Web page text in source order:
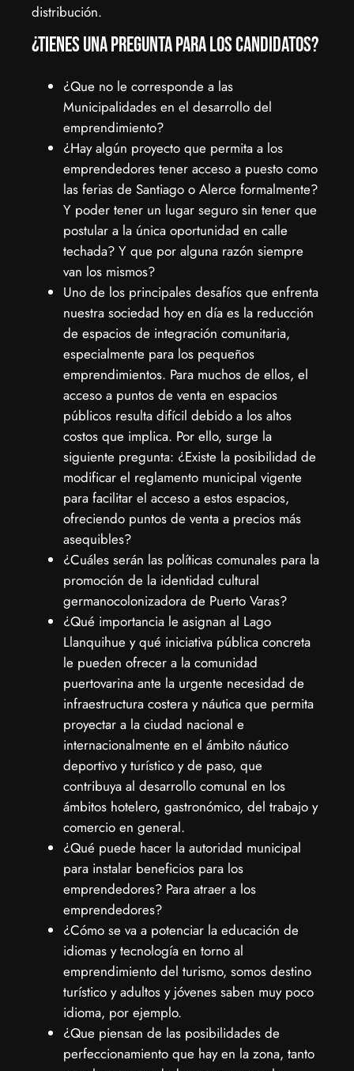
distribución.
¿Tienes una pregunta para los candidatos?
¿Que no le corresponde a las
Municipalidades en el desarrollo del
emprendimiento?
¿Hay algún proyecto que permita a los
emprendedores tener acceso a puesto como
las ferias de Santiago o Alerce formalmente?
Y poder tener un lugar seguro sin tener que
postular a la única oportunidad en calle
techada? Y que por alguna razón siempre
van los mismos?
Uno de los principales desafíos que enfrenta
nuestra sociedad hoy en día es la reducción
de espacios de integración comunitaria,
especialmente para los pequeños
emprendimientos. Para muchos de ellos, el
acceso a puntos de venta en espacios
públicos resulta difícil debido a los altos
costos que implica. Por ello, surge la
siguiente pregunta: ¿Existe la posibilidad de
modificar el reglamento municipal vigente
para facilitar el acceso a estos espacios,
ofreciendo puntos de venta a precios más
asequibles?
¿Cuáles serán las políticas comunales para la
promoción de la identidad cultural
germanocolonizadora de Puerto Varas?
¿Qué importancia le asignan al Lago
Llanquihue y qué iniciativa pública concreta
le pueden ofrecer a la comunidad
puertovarina ante la urgente necesidad de
infraestructura costera y náutica que permita
proyectar a la ciudad nacional e
internacionalmente en el ámbito náutico
deportivo y turístico y de paso, que
contribuya al desarrollo comunal en los
ámbitos hotelero, gastronómico, del trabajo y
comercio en general.
¿Qué puede hacer la autoridad municipal
para instalar beneficios para los
emprendedores? Para atraer a los
emprendedores?
¿Cómo se va a potenciar la educación de
idiomas y tecnología en torno al
emprendimiento del turismo, somos destino
turístico y adultos y jóvenes saben muy poco
idioma, por ejemplo.
¿Que piensan de las posibilidades de
perfeccionamiento que hay en la zona, tanto